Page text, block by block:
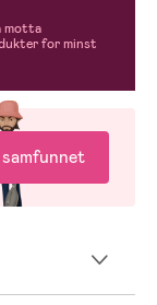
motta
for minst